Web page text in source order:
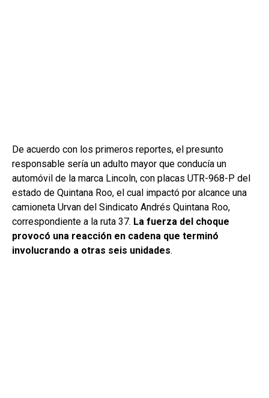
De acuerdo con los primeros reportes, el presunto
responsable sería un adulto mayor que conducía un
automóvil de la marca Lincoln, con placas UTR-968-P del
estado de Quintana Roo, el cual impactó por alcance una
camioneta Urvan del Sindicato Andrés Quintana Roo,
correspondiente a la ruta 37. La fuerza del choque
provocó una reacción en cadena que terminó
involucrando a otras seis unidades.